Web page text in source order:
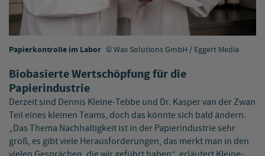
Papierkontrolle im Labor Wax Solutions GmbH / Eggert Media
Biobasierte Wertschöpfung für die
Papierindustrie
Derzeit sind Dennis Kleine-Tebbe und Dr. Kasper van der Zwan
Teil eines kleinen Teams, doch das könnte sich bald ändern.
„Das Thema Nachhaltigkeit ist in der Papierindustrie sehr
groß, es gibt viele Herausforderungen, das merkt man in den